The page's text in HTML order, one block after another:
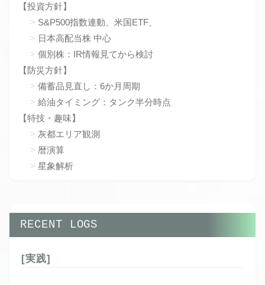
【投資方針】
S&P500指数連動、米国ETF、
日本高配当株 中心
個別株：IR情報見てから検討
【防災方針】
備蓄品見直し：6か月周期
給油タイミング：タンク半分時点
【特技・趣味】
灰都エリア観測
暦演算
星象解析
RECENT LOGS
[実践]